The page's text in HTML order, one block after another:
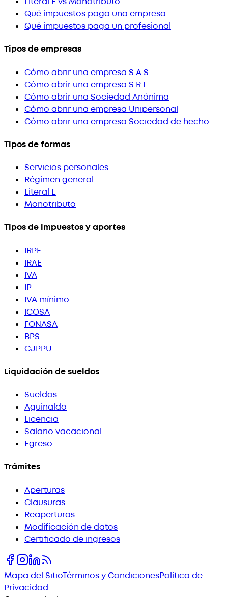
Qué impuestos paga una empresa
Qué impuestos paga un profesional
Tipos de empresas
Cómo abrir una empresa S.A.S.
Cómo abrir una empresa S.R.L.
Cómo abrir una Sociedad Anónima
Cómo abrir una empresa Unipersonal
Cómo abrir una empresa Sociedad de hecho
Tipos de formas
Servicios personales
Régimen general
Literal E
Monotributo
Tipos de impuestos y aportes
IRPF
IRAE
IVA
IP
IVA mínimo
ICOSA
FONASA
BPS
CJPPU
Liquidación de sueldos
Sueldos
Aguinaldo
Licencia
Salario vacacional
Egreso
Trámites
Aperturas
Clausuras
Reaperturas
Modificación de datos
Certificado de ingresos
Mapa del SitioTérminos y CondicionesPolítica de
Privacidad